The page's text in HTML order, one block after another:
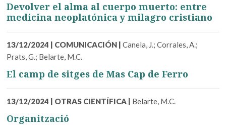
Devolver el alma al cuerpo muerto: entre
medicina neoplatónica y milagro cristiano
13/12/2024 | COMUNICACIÓN | Canela, J.; Corrales, A.;
Prats, G.; Belarte, M.C.
El camp de sitges de Mas Cap de Ferro
13/12/2024 | OTRAS CIENTÍFICA | Belarte, M.C.
Organització